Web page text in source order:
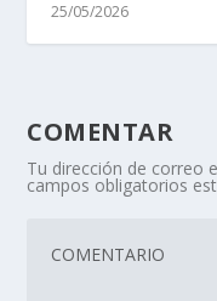
25/05/2026
COMENTAR
Tu dirección de correo
campos obligatorios